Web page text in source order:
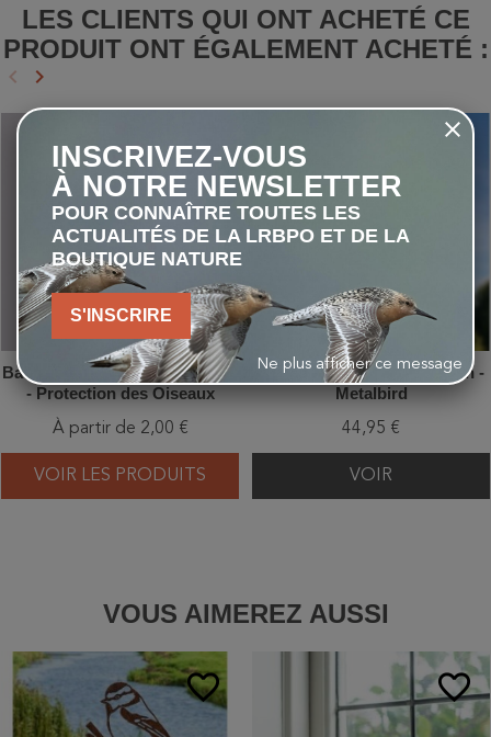
LES CLIENTS QUI ONT ACHETÉ CE
PRODUIT ONT ÉGALEMENT ACHETÉ :
Précédent
keyboard_arrow_left Suivant
keyboard_arrow_right
favorite_border
Badge ou Magnet logo LRBPO
- Protection des Oiseaux
À partir de 2,00 €
VOIR LES PRODUITS
favorite_border
Rouge-Gorge et son oisillon -
Metalbird
44,95 €
VOIR
VOUS AIMEREZ AUSSI
favorite_border favorite_border
INSCRIVEZ-VOUS
À NOTRE NEWSLETTER
POUR CONNAÎTRE TOUTES LES
ACTUALITÉS DE LA LRBPO ET DE LA
BOUTIQUE NATURE
S'INSCRIRE
Ne plus afficher ce message